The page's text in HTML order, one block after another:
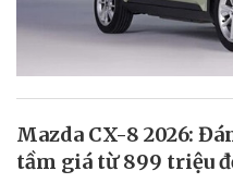
Mazda CX-8 2026:
tầm giá từ 899 triệu